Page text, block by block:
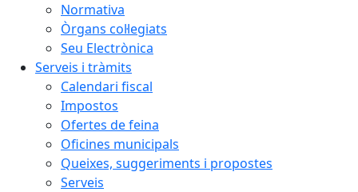
Normativa
Òrgans col·legiats
Seu Electrònica
Serveis i tràmits
Calendari fiscal
Impostos
Ofertes de feina
Oficines municipals
Queixes, suggeriments i propostes
Serveis